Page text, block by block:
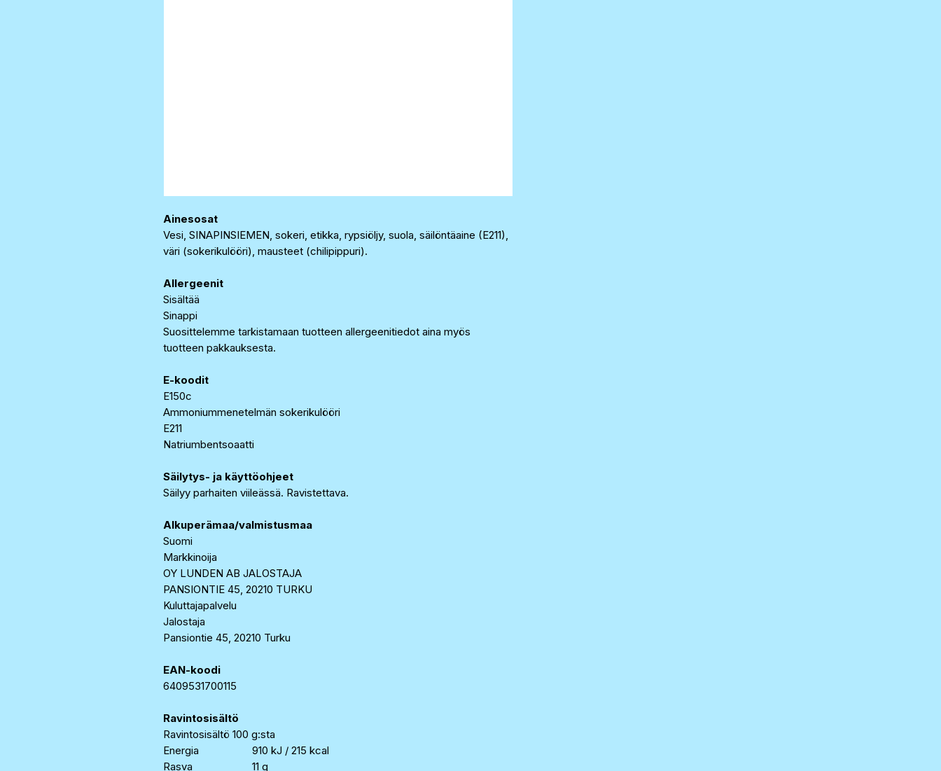
Ainesosat
Vesi, SINAPINSIEMEN, sokeri, etikka, rypsiöljy, suola, säilöntäaine (E211),
väri (sokerikulööri), mausteet (chilipippuri).
Allergeenit
Sisältää
Sinappi
Suosittelemme tarkistamaan tuotteen allergeenitiedot aina myös
tuotteen pakkauksesta.
E-koodit
E150c
Ammoniummenetelmän sokerikulööri
E211
Natriumbentsoaatti
Säilytys- ja käyttöohjeet
Säilyy parhaiten viileässä. Ravistettava.
Alkuperämaa/valmistusmaa
Suomi
Markkinoija
OY LUNDEN AB JALOSTAJA
PANSIONTIE 45, 20210 TURKU
Kuluttajapalvelu
Jalostaja
Pansiontie 45, 20210 Turku
EAN-koodi
6409531700115
Ravintosisältö
Ravintosisältö 100 g:sta
Energia
910 kJ / 215 kcal
Rasva
11 g